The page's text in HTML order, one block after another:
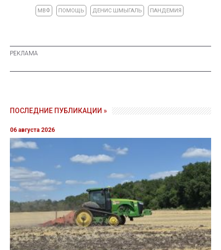
МВФ ПОМОЩЬ ДЕНИС ШМЫГАЛЬ ПАНДЕМИЯ
ПОСЛЕДНИЕ ПУБЛИКАЦИИ »
06 августа 2026